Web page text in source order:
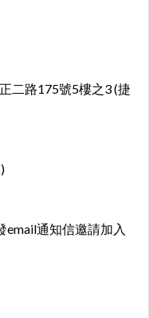
二路175號5樓之3 (捷
通知信邀請加入